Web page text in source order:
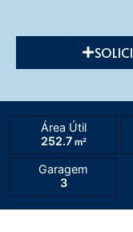
Área Útil
252.7m²
Garagem
3